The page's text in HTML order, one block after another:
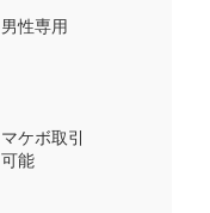
男性専用
マケボ取引
可能